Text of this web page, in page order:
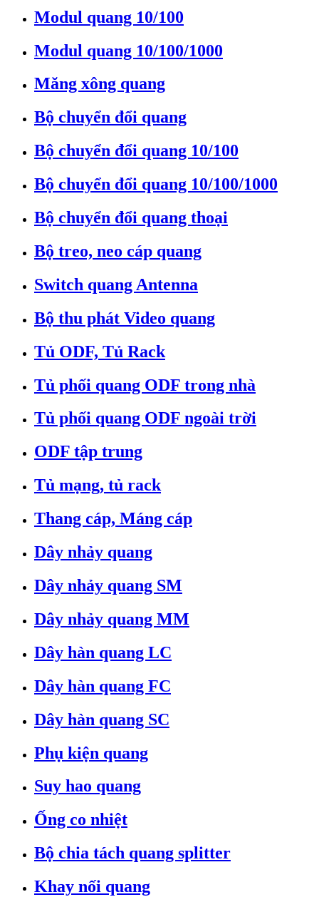
Modul quang 10/100
Modul quang 10/100/1000
Măng xông quang
Bộ chuyển đổi quang
Bộ chuyển đổi quang 10/100
Bộ chuyển đổi quang 10/100/1000
Bộ chuyển đổi quang thoại
Bộ treo, neo cáp quang
Switch quang Antenna
Bộ thu phát Video quang
Tủ ODF, Tủ Rack
Tủ phối quang ODF trong nhà
Tủ phối quang ODF ngoài trời
ODF tập trung
Tủ mạng, tủ rack
Thang cáp, Máng cáp
Dây nhảy quang
Dây nhảy quang SM
Dây nhảy quang MM
Dây hàn quang LC
Dây hàn quang FC
Dây hàn quang SC
Phụ kiện quang
Suy hao quang
Ống co nhiệt
Bộ chia tách quang splitter
Khay nối quang